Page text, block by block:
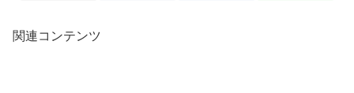
関連コンテンツ